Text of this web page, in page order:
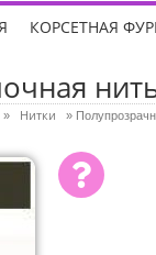
КОРСЕТНАЯ
» Нитки »